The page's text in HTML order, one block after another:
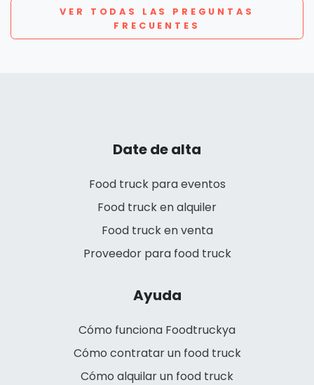
VER TODAS LAS PREGUNTAS
FRECUENTES
Date de alta
Food truck para eventos
Food truck en alquiler
Food truck en venta
Proveedor para food truck
Ayuda
Cómo funciona Foodtruckya
Cómo contratar un food truck
Cómo alquilar un food truck